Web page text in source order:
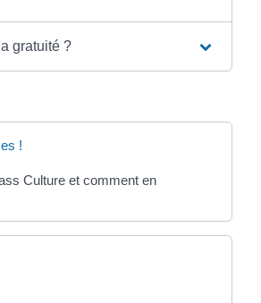
gratuité ?
!
Culture et comment en